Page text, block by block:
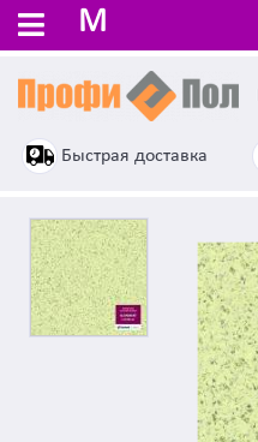
M
Быстрая доставка